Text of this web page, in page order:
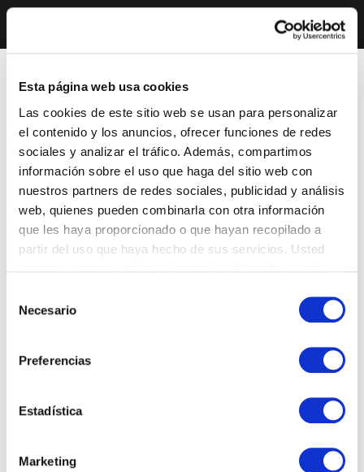
Esta página web usa cookies
Las cookies de este sitio web se usan para personalizar
el contenido y los anuncios, ofrecer funciones de redes
sociales y analizar el tráfico. Además, compartimos
información sobre el uso que haga del sitio web con
nuestros partners de redes sociales, publicidad y análisis
web, quienes pueden combinarla con otra información
que les haya proporcionado o que hayan recopilado a
partir del uso que haya hecho de sus servicios. Usted
Necesario
Preferencias
Estadística
Marketing